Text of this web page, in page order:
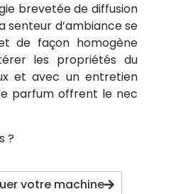
brevetée de diffusion
senteur d’ambiance se
de façon homogène
les propriétés du
et avec un entretien
parfum offrent le nec
?
votre machine